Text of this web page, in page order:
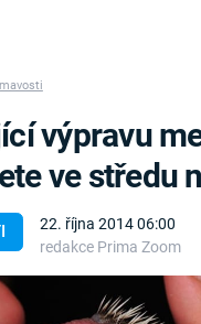
DÁVNOVĚKU
22. října 2014 06:00
redakce Prima Zoom
výpravu
ve středu